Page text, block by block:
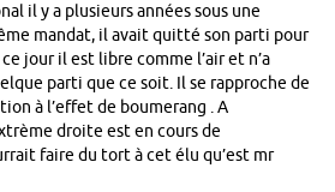
il y a plusieurs années sous une
mandat, il avait quitté son parti pour
jour il est libre comme l’air et n’a
parti que ce soit. Il se rapproche de
à l’effet de boumerang . A
droite est en cours de
faire du tort à cet élu qu’est mr